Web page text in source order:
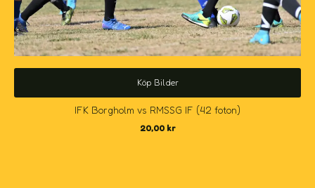
Köp Bilder
IFK Borgholm vs RMSSG IF (42 foton)
20,00 kr